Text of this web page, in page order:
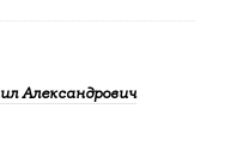
Александрович